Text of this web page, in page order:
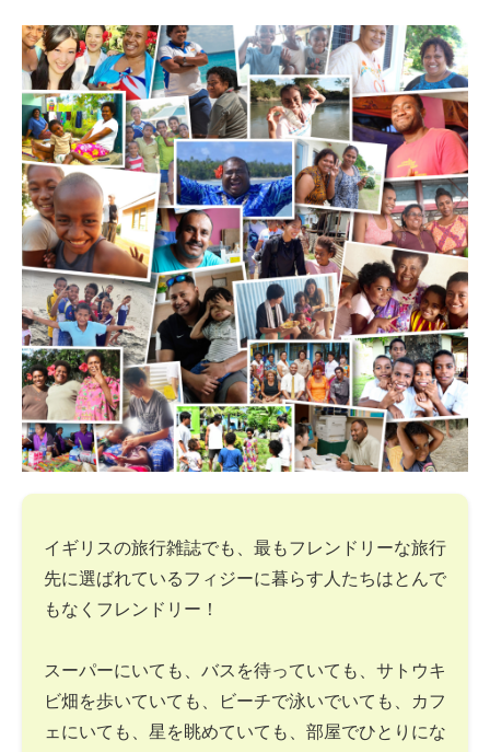
イギリスの旅行雑誌でも、最もフレンドリーな旅行
先に選ばれているフィジーに暮らす人たちはとんで
もなくフレンドリー！
スーパーにいても、バスを待っていても、サトウキ
ビ畑を歩いていても、ビーチで泳いでいても、カフ
ェにいても、星を眺めていても、部屋でひとりにな